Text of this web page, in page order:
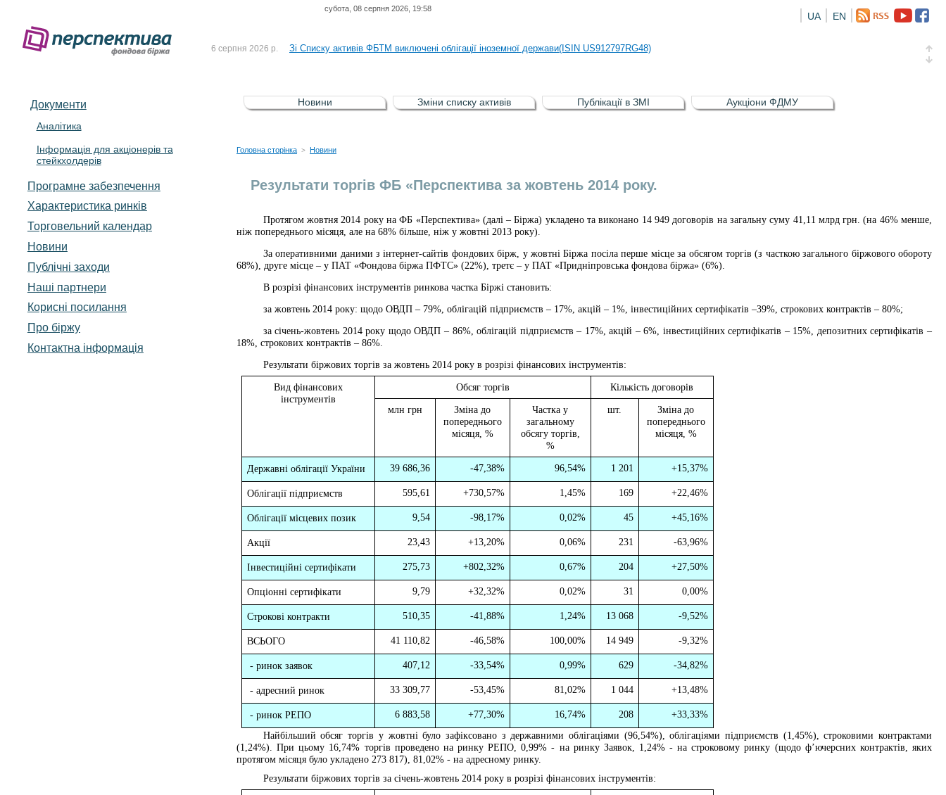
субота, 08 серпня 2026, 19:58
EN
UA
До Списку активів регульованого фондового ринку (РФР) включена Корпоративна облігація відсоткова електронна іменна (ISIN UA5000016726)
6 серпня 2026 р. Зі Списку активів ФБТМ виключені облігації іноземної держави(ISIN US912797RG48)
5 серпня 2026 р. Зі списку активів РФР виключені Облігація внутрішніх державних позик України (ISIN UA4000232607)
4 серпня 2026 р. До Списку активів регульованого фондового ринку (РФР) включена Корпоративна облігація відсоткова електронна іменна (ISIN UA5000016726)
Документи
Аналітика
Інформація для акціонерів та
стейкхолдерів
Програмне забезпечення
Характеристика pинків
Торговельний календар
Новини
Публічні заходи
Наші партнери
Корисні посилання
Про біржу
Контактна інформація
Новини Зміни списку активів Публікації в ЗМІ Аукціони ФДМУ
Головна сторінка > Новини
Результати торгів ФБ «Перспектива за жовтень 2014 року.
Протягом жовтня 2014 року на ФБ «Перспектива» (далі – Біржа) укладено та виконано 14 949 договорів на загальну суму 41 1 1 млрд грн.(на 46% менше,
ніж попереднього місяця, але на 68% більше, ніж у жовтні 2013 року).
За оперативними даними з інтернет-сайтів фондових бірж, у жовтні Біржа посіла перше місце за обсягом торгів(з часткою загального біржового обороту
68%), друге місце – у ПАТ «Фондова біржа ПФТС» (22%), третє – у ПАТ «Придніпровська фондова біржа» (6%).
Врозрізі фінансових інструментів ринкова частка Біржі становить:
за жовтень 2014 року: щодо ОВДП – 79%, облігацій підприємств – 17%, акцій – 1%, інвестиційних сертифікатів –39%, строкових контрактів – 80%;
за січень-жовтень 2014 року щодо ОВДП – 86%, облігацій підприємств – 17%, акцій – 6%, інвестиційних сертифікатів – 15%, депозитних сертифікатів –
18%, строкових контрактів – 86%.
Результати біржових торгів за жовтень 2014 року в розрізі фінансових інструментів:
Вид фінансових
інструментів
Обсяг торгів Кількість договорів
млн грн
Зміна до
попереднього
місяця, %
Частка у
загальному
обсягу торгів,
%
шт.
Зміна до
попереднього
місяця, %
Державні облігації України 39 686,36 -47,38% 96,54% 1 201 +15,37%
Облігації підприємств 595,61 +730,57% 1,45% 169 +22,46%
Облігації місцевих позик 9,54 -98,17% 0,02% 45 +45,16%
Акції 23,43 +13,20% 0,06% 231 -63,96%
Інвестиційні сертифікати 275,73 +802,32% 0,67% 204 +27,50%
Опціонні сертифікати 9,79 +32,32% 0,02% 31 0,00%
Строкові контракти 510,35 -41,88% 1,24% 13 068 -9,52%
ВСЬОГО 41 110,82 -46,58% 100,00% 14 949 -9,32%
- ринок заявок 407,12 -33,54% 0,99% 629 -34,82%
- адресний ринок 33 309,77 -53,45% 81,02% 1 044 +13,48%
- ринок РЕПО 6 883,58 +77,30% 16,74% 208 +33,33%
Найбільший обсяг торгів у жовтнібуло зафіксовано з державними облігаціями (96,54%), облігаціями підприємств (1,45%), строковими контрактами
(1,24%). При цьому 16,74% торгів проведено на ринку РЕПО, 0,99% - на ринку Заявок, 1,24% - на строковому ринку (щодо ф’ючерсних контрактів, яких
протягом місяця було укладено 273 817), 81,02% - на адресному ринку.
Результати біржових торгів за січень-жовтень 2014 року в розрізі фінансових інструментів: